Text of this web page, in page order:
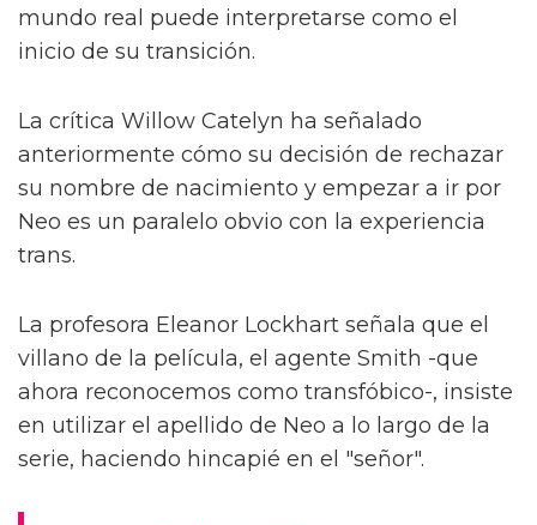
mundo real puede interpretarse como el
inicio de su transición.
La crítica Willow Catelyn ha señalado
anteriormente cómo su decisión de rechazar
su nombre de nacimiento y empezar a ir por
Neo es un paralelo obvio con la experiencia
trans.
La profesora Eleanor Lockhart señala que el
villano de la película, el agente Smith -que
ahora reconocemos como transfóbico-, insiste
en utilizar el apellido de Neo a lo largo de la
serie, haciendo hincapié en el "señor".